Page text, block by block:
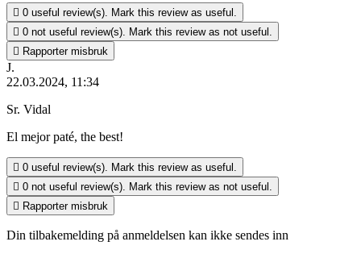
 0 useful review(s). Mark this review as useful.
 0 not useful review(s). Mark this review as not useful.
 Rapporter misbruk
J.
22.03.2024, 11:34
Sr. Vidal
El mejor paté, the best!
 0 useful review(s). Mark this review as useful.
 0 not useful review(s). Mark this review as not useful.
 Rapporter misbruk
Din tilbakemelding på anmeldelsen kan ikke sendes inn